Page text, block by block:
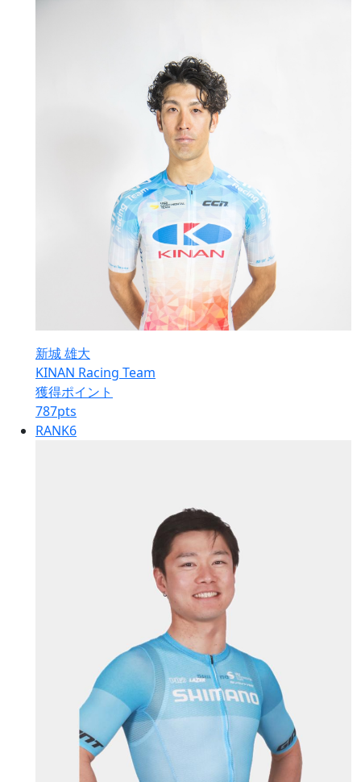
新城 雄大
KINAN Racing Team
獲得ポイント
787pts
RANK6